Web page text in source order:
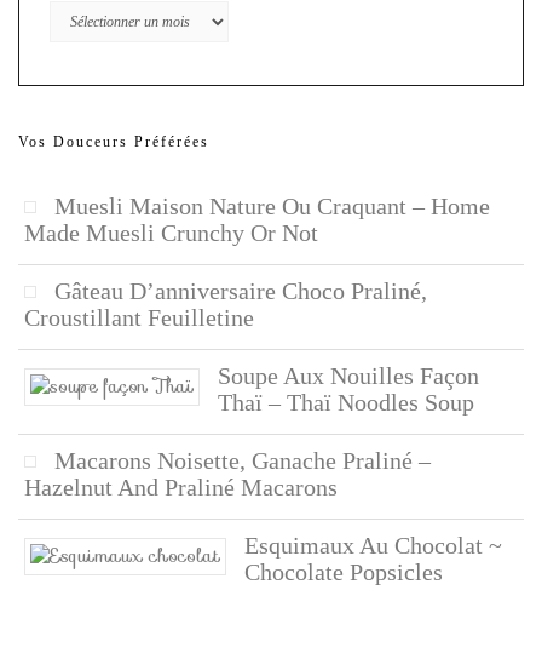
Archives
Vos Douceurs Préférées
Muesli Maison Nature Ou Craquant – Home
Made Muesli Crunchy Or Not
Gâteau D’anniversaire Choco Praliné,
Croustillant Feuilletine
Soupe Aux Nouilles Façon
Thaï – Thaï Noodles Soup
Macarons Noisette, Ganache Praliné –
Hazelnut And Praliné Macarons
Esquimaux Au Chocolat ~
Chocolate Popsicles